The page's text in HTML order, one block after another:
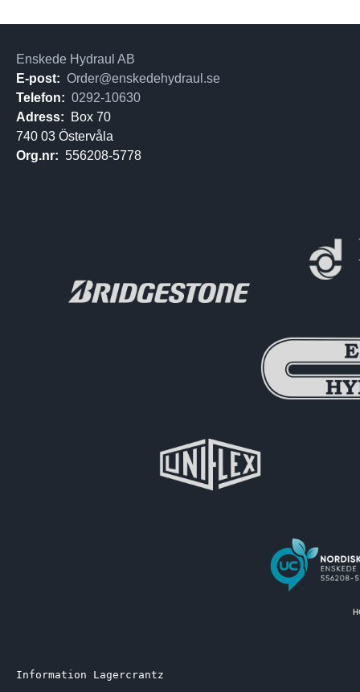
Information Lagercrantz
Enskede Hydraul AB
E-post: Order@enskedehydraul.se
Telefon: 0292-10630
Adress:
Box 70
740 03 Östervåla
Org.nr: 556208-5778